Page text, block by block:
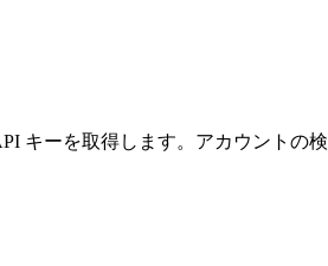
キーを取得します。アカウントの